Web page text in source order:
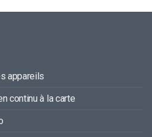
appareils
continu à la carte